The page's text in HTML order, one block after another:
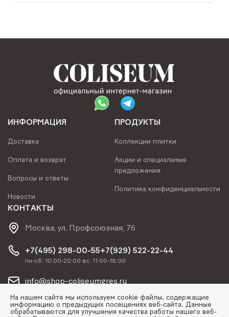
ИНФОРМАЦИЯ
Доставка
Оплата и возврат
Вопросы и ответы
Новости
ПРОДУКТЫ
Коллекции плитки
Акции и специальные
предложения
Политика конфиденциальности
КОНТАКТЫ
Москва, ул. Профсоюзная, 76
+7(495) 298-00-55+7(929) 522-22-44
пн-сб: 10:00-20:00 вс: 11:00-18:00
info@shop-coliseumgres.ru
На нашем сайте мы используем cookie файлы, содержащие
информацию о предыдущих посещениях веб-сайта. Данные
обрабатываются для улучшения качества работы нашего веб-